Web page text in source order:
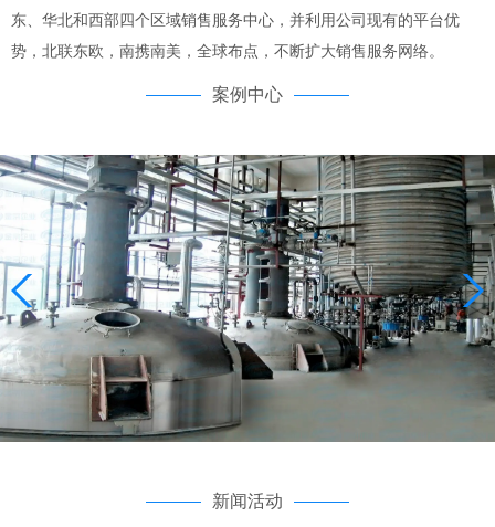
东、华北和西部四个区域销售服务中心，并利用公司现有的平台优
势，北联东欧，南携南美，全球布点，不断扩大销售服务网络。
案例中心
新闻活动